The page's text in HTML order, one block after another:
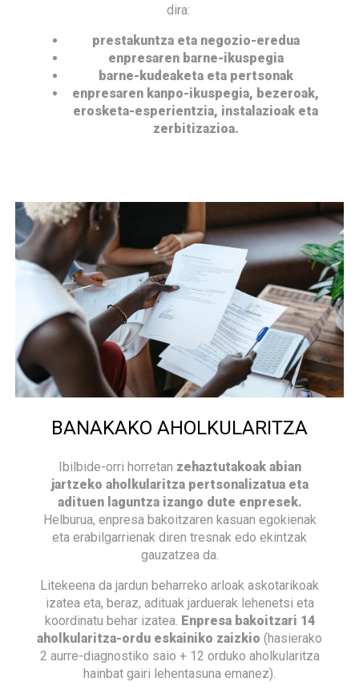
dira:
prestakuntza eta negozio-eredua
enpresaren barne-ikuspegia
barne-kudeaketa eta pertsonak
enpresaren kanpo-ikuspegia, bezeroak,
erosketa-esperientzia, instalazioak eta
zerbitizazioa.
BANAKAKO AHOLKULARITZA
Ibilbide-orri horretan zehaztutakoak abian
jartzeko aholkularitza pertsonalizatua eta
adituen laguntza izango dute enpresek.
Helburua, enpresa bakoitzaren kasuan egokienak
eta erabilgarrienak diren tresnak edo ekintzak
gauzatzea da.
Litekeena da jardun beharreko arloak askotarikoak
izatea eta, beraz, adituak jarduerak lehenetsi eta
koordinatu behar izatea. Enpresa bakoitzari 14
aholkularitza-ordu eskainiko zaizkio (hasierako
2 aurre-diagnostiko saio + 12 orduko aholkularitza
hainbat gairi lehentasuna emanez).